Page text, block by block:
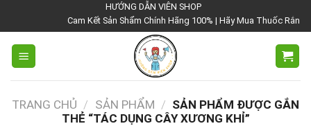
nội
dung
HƯỚNG DẪN VIÊN SHOP
Cam Kết Sản Shẩm Chính Hãng 100% | Hãy Mua Thuốc Rắn
TRANG CHỦ / SẢN PHẨM / SẢN PHẨM ĐƯỢC GẮN
THẺ “TÁC DỤNG CÂY XƯƠNG KHỈ”